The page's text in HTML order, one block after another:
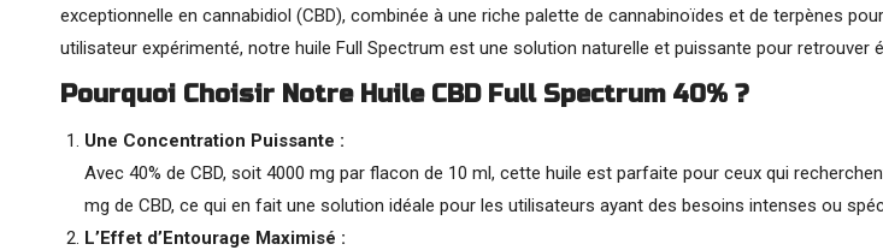
exceptionnelle en cannabidiol (CBD), combinée à une riche palette de cannabinoïdes et de terpènes
utilisateur expérimenté, notre huile Full Spectrum est une solution naturelle et puissante pour retrouver
Pourquoi Choisir Notre Huile CBD Full Spectrum 40% ?
Une Concentration Puissante :
Avec 40% de CBD, soit 4000 mg par flacon de 10 ml, cette huile est parfaite pour ceux qui
mg de CBD, ce qui en fait une solution idéale pour les utilisateurs ayant des besoins intenses ou
L’Effet d’Entourage Maximisé :